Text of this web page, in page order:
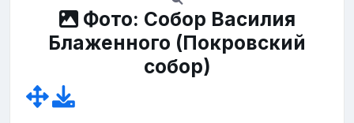
Фото: Собор Василия
Блаженного (Покровский
собор)